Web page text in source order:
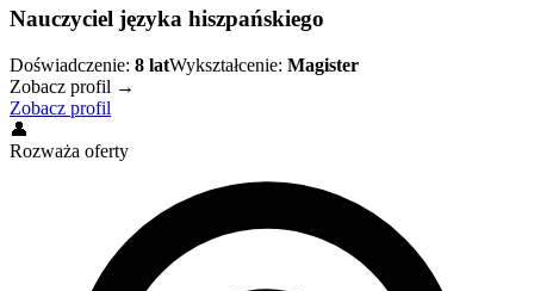
Nauczyciel języka hiszpańskiego
Doświadczenie: 8 latWykształcenie: Magister
Zobacz profil →
Zobacz profil
👤
Rozważa oferty